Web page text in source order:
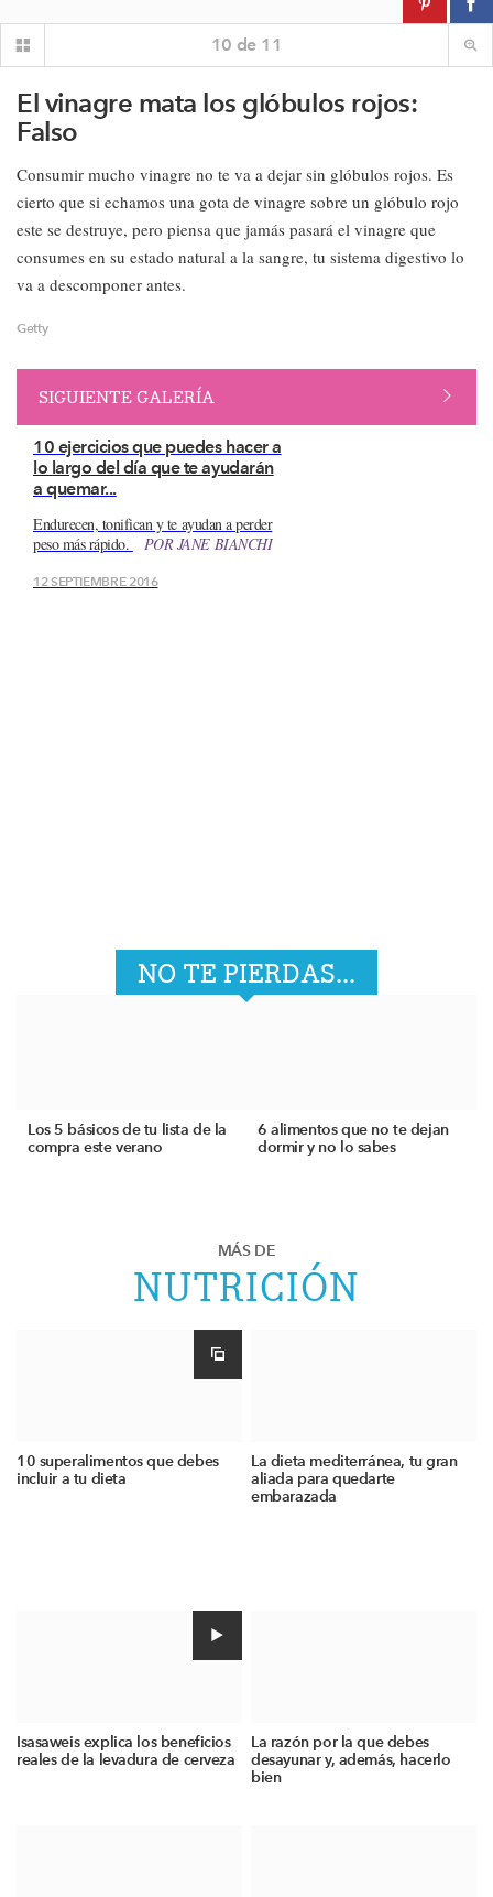
10 de 11
El vinagre mata los glóbulos rojos:
Falso
Consumir mucho vinagre no te va a dejar sin glóbulos rojos. Es
cierto que si echamos una gota de vinagre sobre un glóbulo rojo
este se destruye, pero piensa que jamás pasará el vinagre que
consumes en su estado natural a la sangre, tu sistema digestivo lo
va a descomponer antes.
Getty
SIGUIENTE GALERÍA
10 ejercicios que puedes hacer a
lo largo del día que te ayudarán
a quemar...
Endurecen, tonifican y te ayudan a perder
peso más rápido.
PORJANE BIANCHI
12 SEPTIEMBRE 2016
NO TE PIERDAS...
Los 5 básicos de tu lista de la
compra este verano
6 alimentos que no te dejan
dormir y no lo sabes
MÁS DE
NUTRICIÓN
10 superalimentos que debes
incluir a tu dieta
La dieta mediterránea, tu gran
aliada para quedarte
embarazada
Isasaweis explica los beneficios
reales de la levadura de cerveza
La razón por la que debes
desayunar y, además, hacerlo
bien